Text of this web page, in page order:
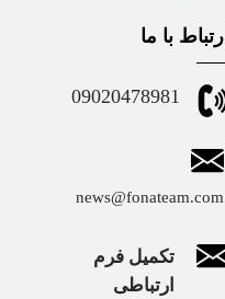
ارتباط با ما
09020478981
news@fonateam.com
تکمیل فرم
ارتباطی